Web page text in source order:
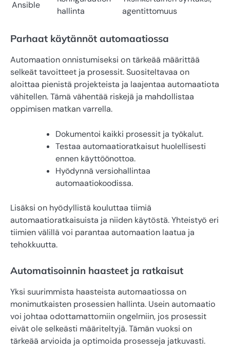
Ansible
hallinta
agentittomuus
Parhaat käytännöt automaatiossa
Automaation onnistumiseksi on tärkeää määrittää
selkeät tavoitteet ja prosessit. Suositeltavaa on
aloittaa pienistä projekteista ja laajentaa automaatiota
vähitellen. Tämä vähentää riskejä ja mahdollistaa
oppimisen matkan varrella.
Dokumentoi kaikki prosessit ja työkalut.
Testaa automaatioratkaisut huolellisesti
ennen käyttöönottoa.
Hyödynnä versiohallintaa
automaatiokoodissa.
Lisäksi on hyödyllistä kouluttaa tiimiä
automaatioratkaisuista ja niiden käytöstä. Yhteistyö eri
tiimien välillä voi parantaa automaation laatua ja
tehokkuutta.
Automatisoinnin haasteet ja ratkaisut
Yksi suurimmista haasteista automaatiossa on
monimutkaisten prosessien hallinta. Usein automaatio
voi johtaa odottamattomiin ongelmiin, jos prosessit
eivät ole selkeästi määriteltyjä. Tämän vuoksi on
tärkeää arvioida ja optimoida prosesseja jatkuvasti.